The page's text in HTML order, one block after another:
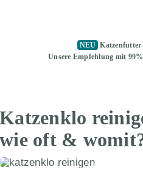
NEU Katzenfutter
Unsere Empfehlung mit
Katzenklo
wie oft &